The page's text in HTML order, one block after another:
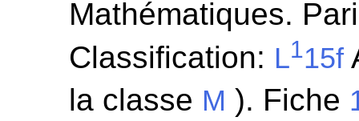
Mathématiques.
Classification: L115f
la classe M ). Fiche